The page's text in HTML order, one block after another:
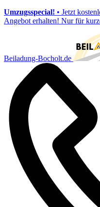
Umzugsspecial! • Jetzt
Angebot erhalten! Nur für
Beiladung-Bocholt.de